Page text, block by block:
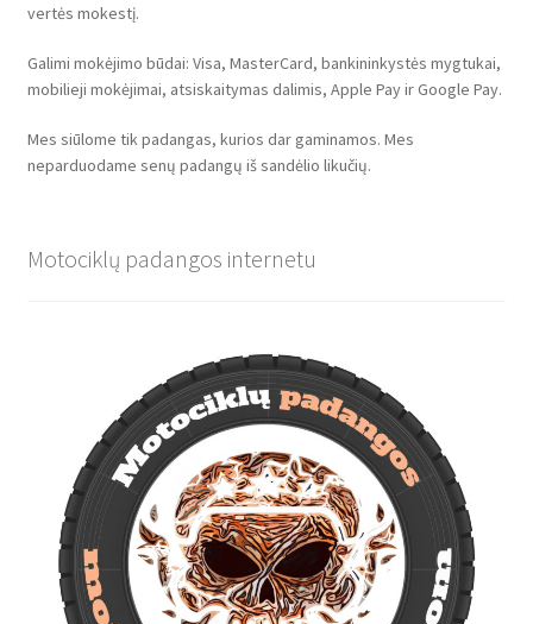
vertės mokestį.
Galimi mokėjimo būdai: Visa, MasterCard, bankininkystės mygtukai,
mobilieji mokėjimai, atsiskaitymas dalimis, Apple Pay ir Google Pay.
Mes siūlome tik padangas, kurios dar gaminamos. Mes
neparduodame senų padangų iš sandėlio likučių.
Motociklų padangos internetu